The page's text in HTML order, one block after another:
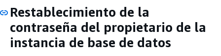
Restablecimiento de la
contraseña del propietario de la
instancia de base de datos